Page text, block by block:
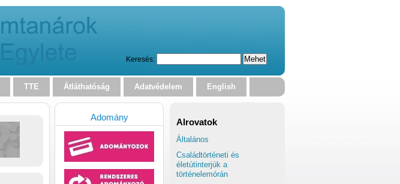
Keresés:
TTE Átláthatóság Adatvédelem English
Alrovatok
Általános
Családtörténeti és
életútinterjúk a
történelemórán
Adomány